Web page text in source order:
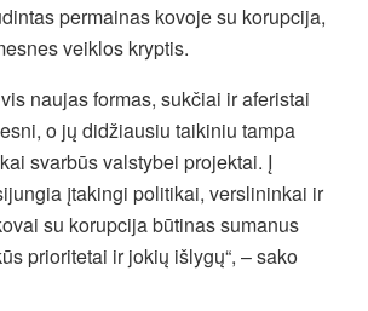
permainas kovoje su korupcija,
veiklos kryptis.
naujas formas, sukčiai ir aferistai
o jų didžiausiu taikiniu tampa
svarbūs valstybei projektai. Į
įtakingi politikai, verslininkai ir
su korupcija būtinas sumanus
prioritetai ir jokių išlygų“, – sako